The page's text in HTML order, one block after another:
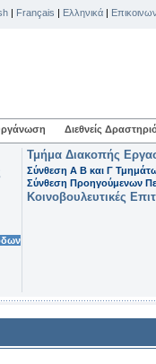
| Français | Ελληνικά |
Διεθνείς
Τμήμα Διακοπής
Σύνθεση Α Β και Γ
Σύνθεση Προηγούμενων
Κοινοβουλευτικές